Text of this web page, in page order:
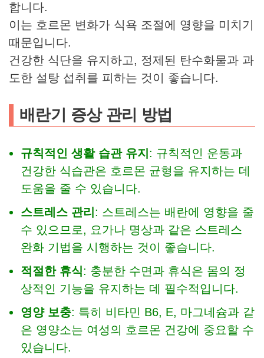
합니다.
이는 호르몬 변화가 식욕 조절에 영향을 미치기
때문입니다.
건강한 식단을 유지하고, 정제된 탄수화물과 과
도한 설탕 섭취를 피하는 것이 좋습니다.
배란기 증상 관리 방법
규칙적인 생활 습관 유지 : 규칙적인 운동과
건강한 식습관은 호르몬 균형을 유지하는 데
도움을 줄 수 있습니다.
스트레스 관리 : 스트레스는 배란에 영향을 줄
수 있으므로, 요가나 명상과 같은 스트레스
완화 기법을 시행하는 것이 좋습니다.
적절한 휴식: 충분한 수면과 휴식은 몸의 정
상적인 기능을 유지하는 데 필수적입니다.
영양 보충: 특히 비타민 B6, E, 마그네슘과 같
은 영양소는 여성의 호르몬 건강에 중요할 수
있습니다.